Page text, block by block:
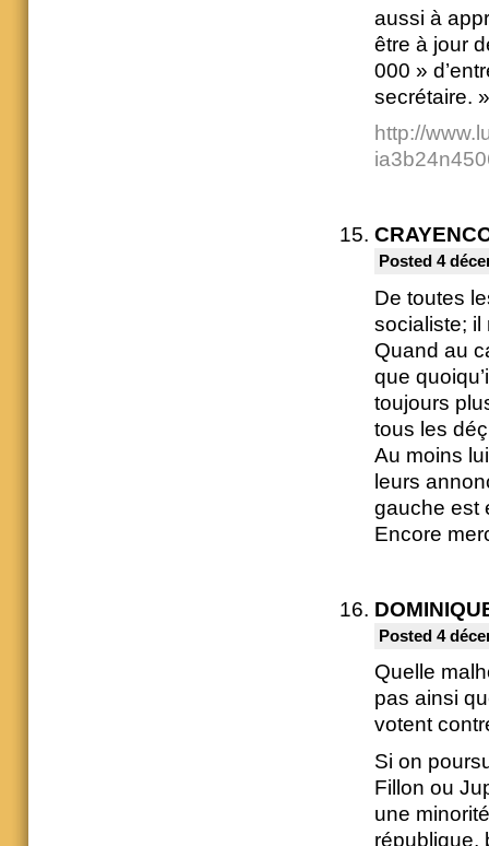
aussi à
être à jour
000 »
secrétaire. »
http://
Posted 4
De toutes
socialiste; il
Quand au
que
toujours
tous les
Au moins
leurs
gauche est
Encore
Posted 4
Quelle
pas ainsi
votent
Si on
Fillon ou
une
république,